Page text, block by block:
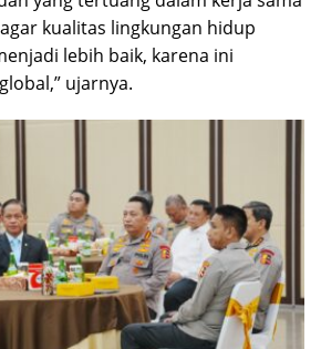
kualitas lingkungan hidup
lebih baik, karena ini
ujarnya.